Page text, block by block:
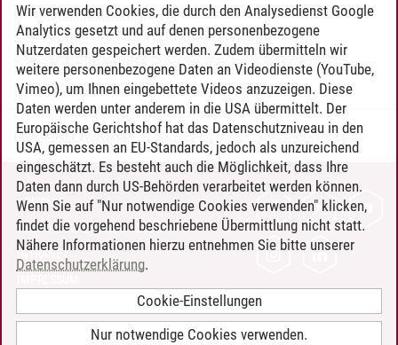
Fachdidaktik B
Spiel- und Bewegungserziehung
Trainingslehre
Timo Leder/30.06.2024
KONTAKT
LEUPHANA ALS ARBEITGEBER
INTRANET
BARRIEREFREIHEIT
Wir verwenden Cookies, die durch den Analysedienst Google
Analytics gesetzt und auf denen personenbezogene
Nutzerdaten gespeichert werden. Zudem übermitteln wir
weitere personenbezogene Daten an Videodienste (YouTube,
Vimeo), um Ihnen eingebettete Videos anzuzeigen. Diese
Daten werden unter anderem in die USA übermittelt. Der
Europäische Gerichtshof hat das Datenschutzniveau in den
USA, gemessen an EU-Standards, jedoch als unzureichend
eingeschätzt. Es besteht auch die Möglichkeit, dass Ihre
Daten dann durch US-Behörden verarbeitet werden können.
Wenn Sie auf "Nur notwendige Cookies verwenden" klicken,
findet die vorgehend beschriebene Übermittlung nicht statt.
Nähere Informationen hierzu entnehmen Sie bitte unserer
Datenschutzerklärung.
Cookie-Einstellungen
Nur notwendige Cookies verwenden.